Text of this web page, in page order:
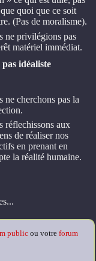
quoi que ce soit
(Pas de moralisme).
ne privilégions pas
matériel immédiat.
pas idéaliste
ne cherchons pas la
réflechissons aux
de réaliser nos
en prenant en
la réalité humaine.
public ou votre forum